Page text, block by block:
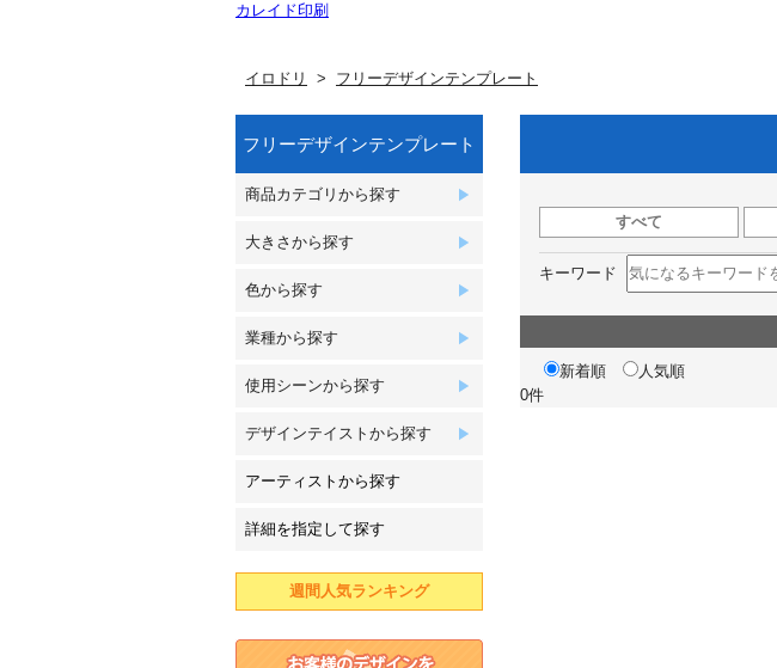
カレイド印刷
イロドリ フリーデザインテンプレート
フリーデザインテンプレート
商品カテゴリから探す
大きさから探す
色から探す
業種から探す
使用シーンから探す
デザインテイストから探す
アーティストから探す
詳細を指定して探す
週間人気ランキング
すべて
キーワード
新着順
人気順
0件